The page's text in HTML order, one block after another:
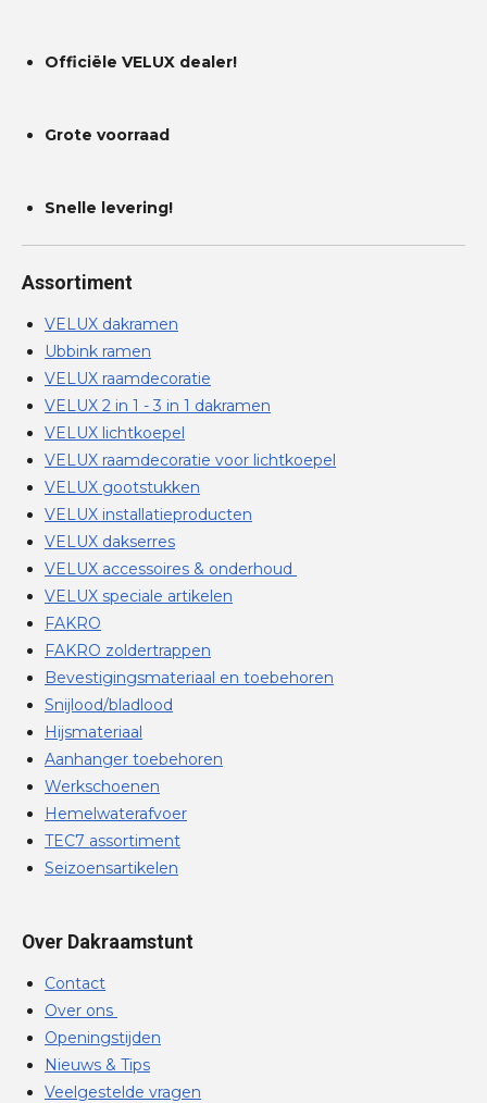
Officiële VELUX dealer!
Grote voorraad
Snelle levering!
Assortiment
VELUX dakramen
Ubbink ramen
VELUX raamdecoratie
VELUX 2 in 1 - 3 in 1 dakramen
VELUX lichtkoepel
VELUX raamdecoratie voor lichtkoepel
VELUX gootstukken
VELUX installatieproducten
VELUX dakserres
VELUX accessoires & onderhoud
VELUX speciale artikelen
FAKRO
FAKRO zoldertrappen
Bevestigingsmateriaal en toebehoren
Snijlood/bladlood
Hijsmateriaal
Aanhanger toebehoren
Werkschoenen
Hemelwaterafvoer
TEC7 assortiment
Seizoensartikelen
Over Dakraamstunt
Contact
Over ons
Openingstijden
Nieuws & Tips
Veelgestelde vragen